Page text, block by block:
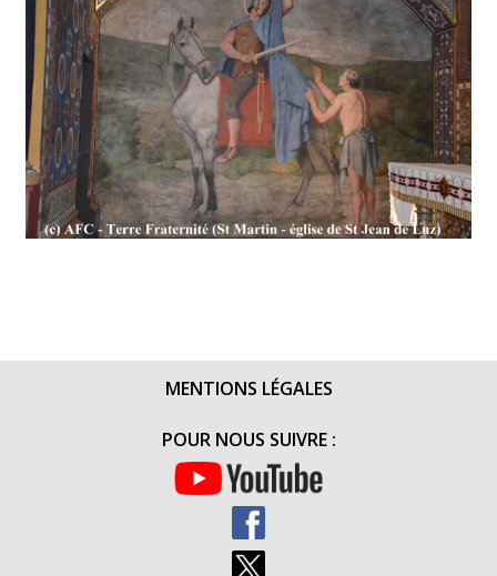
MENTIONS LÉGALES
POUR NOUS SUIVRE :